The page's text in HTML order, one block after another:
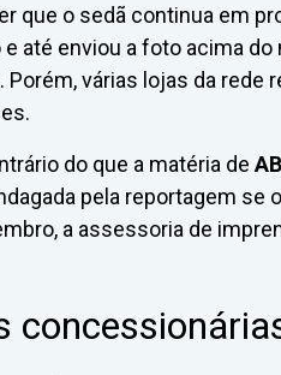
que o sedã continua em
até enviou a foto acima
Porém, várias lojas da rede
do que a matéria de AB
pela reportagem se
a assessoria de